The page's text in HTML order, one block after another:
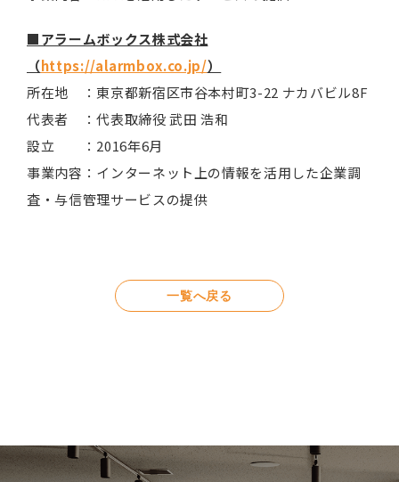
■アラームボックス株式会社
（https://alarmbox.co.jp/）
所在地 ：東京都新宿区市谷本村町3-22 ナカバビル8F
代表者 ：代表取締役 武田 浩和
設立 ：2016年6月
事業内容：インターネット上の情報を活用した企業調
査・与信管理サービスの提供
一覧へ戻る